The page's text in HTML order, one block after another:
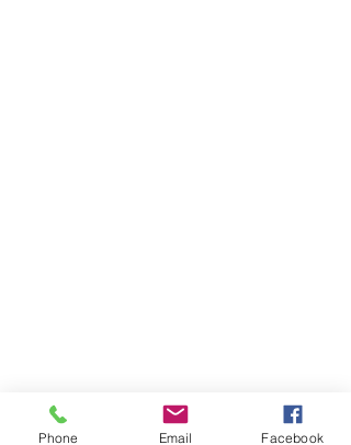
Phone Email Facebook